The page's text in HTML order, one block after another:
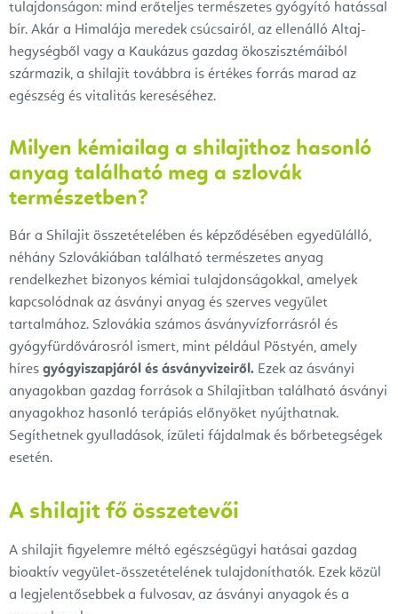
tulajdonságon: mind erőteljes természetes gyógyító hatással
bír. Akár a Himalája meredek csúcsairól, az ellenálló Altaj-
hegységből vagy a Kaukázus gazdag ökoszisztémáiból
származik, a shilajit továbbra is értékes forrás marad az
egészség és vitalitás kereséséhez.
Milyen kémiailag a shilajithoz hasonló
anyag található meg a szlovák
természetben?
Bár a Shilajit összetételében és képződésében egyedülálló,
néhány Szlovákiában található természetes anyag
rendelkezhet bizonyos kémiai tulajdonságokkal, amelyek
kapcsolódnak az ásványi anyag és szerves vegyület
tartalmához. Szlovákia számos ásványvízforrásról és
gyógyfürdővárosról ismert, mint például Pöstyén, amely
híres gyógyiszapjáról és ásványvizeiről. Ezek az ásványi
anyagokban gazdag források a Shilajitban található ásványi
anyagokhoz hasonló terápiás előnyöket nyújthatnak.
Segíthetnek gyulladások, ízületi fájdalmak és bőrbetegségek
esetén.
A shilajit fő összetevői
A shilajit figyelemre méltó egészségügyi hatásai gazdag
bioaktív vegyület-összetételének tulajdoníthatók. Ezek közül
a legjelentősebbek a fulvosav, az ásványi anyagok és a